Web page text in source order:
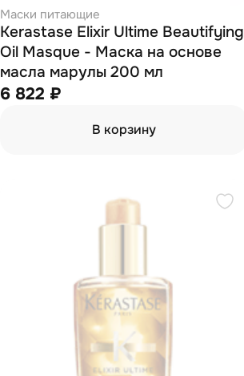
Маски питающие
Kerastase Elixir Ultime Beautifying
Oil Masque - Маска на основе
масла марулы 200 мл
6 822 ₽
В корзину